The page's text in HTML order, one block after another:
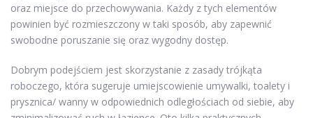
oraz miejsce do przechowywania. Każdy z tych elementów
powinien być rozmieszczony w taki sposób, aby zapewnić
swobodne poruszanie się oraz wygodny dostęp.
Dobrym podejściem jest skorzystanie z zasady trójkąta
roboczego, która sugeruje umiejscowienie umywalki, toalety i
prysznica/ wanny w odpowiednich odległościach od siebie, aby